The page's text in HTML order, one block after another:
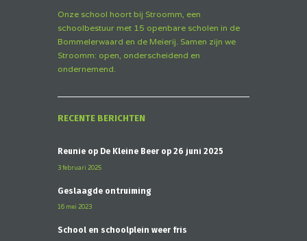
Onze school hoort bij Stroomm, een
schoolbestuur met 15 openbare scholen in de
Bommelerwaard en de Meierij. Samen zijn we
Stroomm: open, onderscheidend en
ondernemend.
RECENTE BERICHTEN
Reünie op De Kleine Beer op 26 juni 2025
3 februari 2025
Geslaagde ontruiming
16 mei 2023
School en schoolplein weer fris